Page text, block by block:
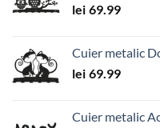
lei 69.99
Cuier metalic
lei 69.99
Cuier metalic